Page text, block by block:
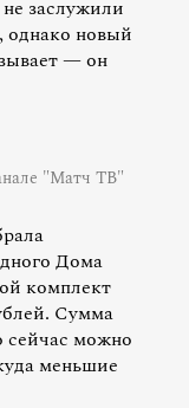
заслужили
однако новый
— он
"Матч ТВ"
Дома
комплект
Сумма
сейчас можно
меньшие